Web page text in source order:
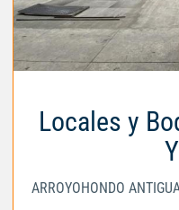
Locales y
ARROYOHONDO